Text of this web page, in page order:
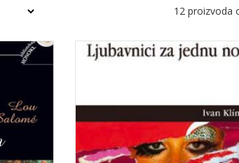
12 proizvoda